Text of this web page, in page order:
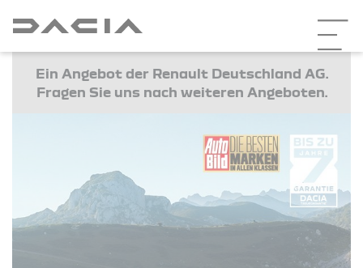
Ein Angebot der Renault Deutschland AG.
Fragen Sie uns nach weiteren Angeboten.